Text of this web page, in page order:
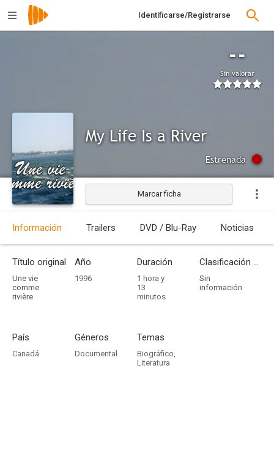
Identificarse/Registrarse
--
Sin valorar
My Life Is a River
Estrenada
Marcar ficha
Información Trailers DVD / Blu-Ray Noticias
Título original
Une vie
comme
rivière
Año
1996
Duración
1 hora y
13
minutos
Clasificación por edades
Sin
información
País
Canadá
Géneros
Documental
Temas
Biográfico,
Literatura